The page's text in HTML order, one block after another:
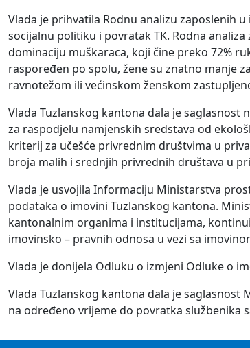
Vlada je prihvatila Rodnu analizu zaposlenih
socijalnu politiku i povratak TK. Rodna
dominaciju muškaraca, koji čine preko 72%
raspoređen po spolu, žene su znatno manje
ravnotežom ili većinskom ženskom
Vlada Tuzlanskog kantona dala je
za raspodjelu namjenskih sredstava od
kriterij za učešće privrednim društvima u
broja malih i srednjih privrednih društava u
Vlada je usvojila Informaciju Ministarstva
podataka o imovini Tuzlanskog kantona.
kantonalnim organima i institucijama,
imovinsko – pravnih odnosa u vezi sa
Vlada je donijela Odluku o izmjeni Odluke o
Vlada Tuzlanskog kantona dala je
na određeno vrijeme do povratka službenika